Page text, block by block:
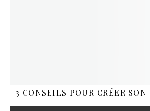
3 CONSEILS POUR CRÉER SON